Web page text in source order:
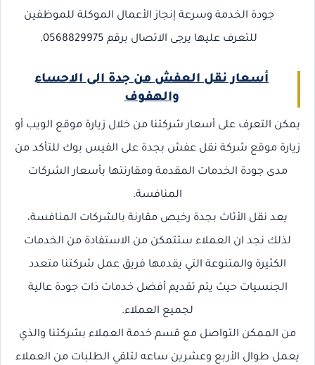
جودة الخدمة وسرعة إنجاز الأعمال الموكلة للموظفين
للتعرف عليها يرجى الاتصال برقم 0568829975.
أسعار نقل العفش من جدة الى الاحساء
والهفوف
يمكن التعرف على أسعار شركتنا من خلال زيارة موقع الويب أو
زيارة موقع شركة نقل عفش بجدة على الفيس بوك للتأكد من
مدى جودة الخدمات المقدمة ومقارنتها بأسعار الشركات
المنافسة.
يعد نقل الأثاث بجدة رخيص مقارنة بالشركات المنافسة،
لذلك نجد ان العملاء ستتمكن من الاستفادة من الخدمات
الكثيرة والمتنوعة التي يقدمها فريق عمل شركتنا متعدد
الجنسيات حيث يتم تقديم أفضل خدمات ذات جودة عالية
لجميع العملاء.
من الممكن التواصل مع قسم خدمة العملاء بشركتنا والذي
يعمل طوال الأربع وعشرين ساعه لتلقي الطلبات من العملاء